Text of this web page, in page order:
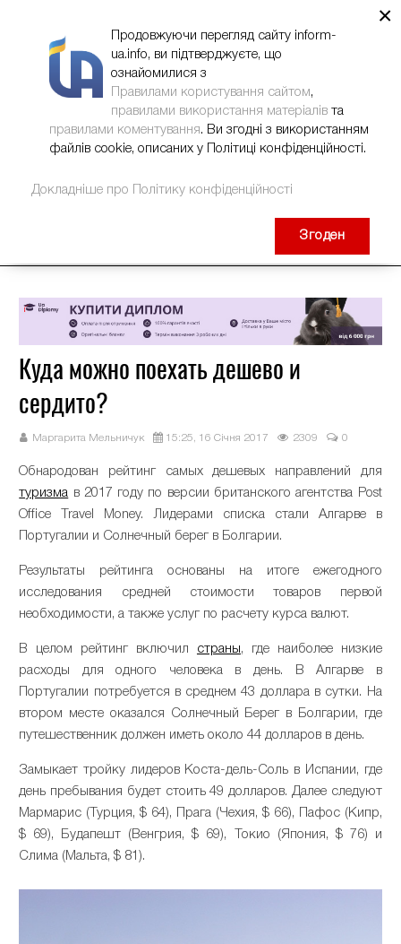
Куда можно поехать дешево и
сердито?
Маргарита Мельничук 15:25, 16 Січня 2017 2309 0
Обнародован рейтинг самых дешевых направлений для
туризма в 2017 году по версии британского агентства Post
Office Travel Money. Лидерами списка стали Алгарве в
Португалии и Солнечный берег в Болгарии.
Результаты рейтинга основаны на итоге ежегодного
исследования средней стоимости товаров первой
необходимости, а также услуг по расчету курса валют.
В целом рейтинг включил страны, где наиболее низкие
расходы для одного человека в день. В Алгарве в
Португалии потребуется в среднем 43 доллара в сутки. На
втором месте оказался Солнечный Берег в Болгарии, где
путешественник должен иметь около 44 долларов в день.
Замыкает тройку лидеров Коста-дель-Соль в Испании, где
день пребывания будет стоить 49 долларов. Далее следуют
Мармарис (Турция, $ 64), Прага (Чехия, $ 66), Пафос (Кипр,
$ 69), Будапешт (Венгрия, $ 69), Токио (Япония, $ 76) и
Слима (Мальта, $ 81).
×
Продовжуючи перегляд сайту inform-
ua.info, ви підтверджуєте, що
ознайомилися з
Правилами користування сайтом,
правилами використання матеріалів та
правилами коментування. Ви згодні з використанням
файлів cookie, описаних у Політиці конфіденційності.
Докладніше про Політику конфіденційності
Згоден